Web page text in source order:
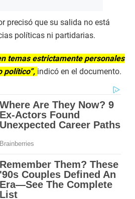
precisó que su salida no está
políticas ni partidarias.
temas estrictamente personales
político”, indicó en el documento.